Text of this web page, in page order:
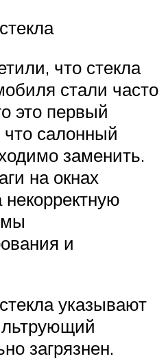
что стекла
стали часто
это первый
что салонный
заменить.
на окнах
и
указывают
загрязнен.